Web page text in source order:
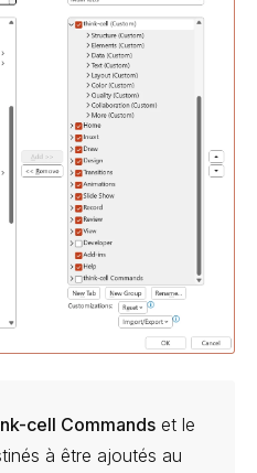
cell Commands et le
à être ajoutés au